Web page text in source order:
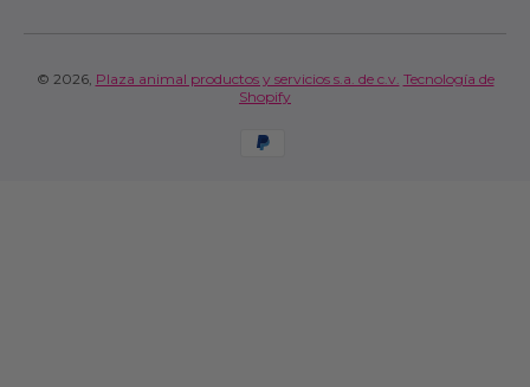
© 2026, Plaza animal productos y servicios s.a. de c.v. Tecnología de
Shopify